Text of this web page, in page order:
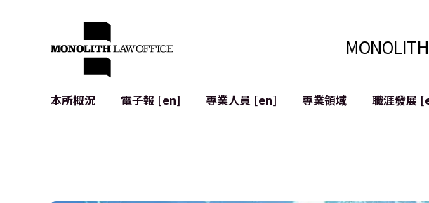
本所概況
電子報 [en] 專業人員 [en]
專業領域
職涯發展